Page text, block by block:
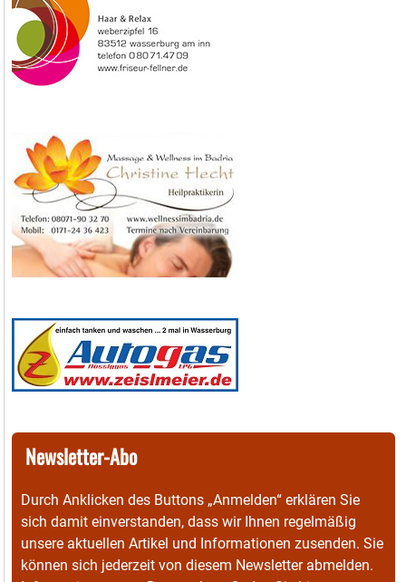
Newsletter-Abo
Durch Anklicken des Buttons „Anmelden“ erklären Sie
sich damit einverstanden, dass wir Ihnen regelmäßig
unsere aktuellen Artikel und Informationen zusenden. Sie
können sich jederzeit von diesem Newsletter abmelden.